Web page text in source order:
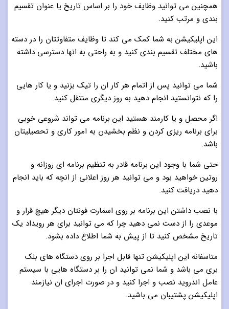
همچنین می توانید وظایف خود را بر اساس تاریخ یا عنوان تقسیم
بندی و مرتب کنید.
این اپلیکیشن به شما کمک می کند تا وظایف متفاوتتان را در دسته
های مختلف تقسیم بندی کنید و به راحتی به انها دسترسی داشته
باشید.
شما می توانید پس از اتمام هر کار ان را تیک بزنید و یا کار هایی
را که نتوانستید انجام دهید به روز دیگری منتقل کنید.
اگر محصل و یا کارمند هستید این برنامه می تواند شروعی خوبی
برای برنامه ریزی کردن و نظم بخشیدن به امور کاری و تحصیلیتان
باشد.
حتی شما با وجود این برنامه قادر به تنظیم برنامه ای روزانه و
روتین خواهید بود و می توانید هر روز اعلانی از انچه که باید انجام
دهید دریافت کنید.
با نصب داشتن این برنامه بر روی اسمارت فونتان دیگر هیچ قرار و
موعدی را از دست نمی دهید چرا که می توانید برای هر رویداد یک
تاریخ مشخص کنید تا از پیش به شما اطلاع داده بشود.
متاسفانه این اپلیکیشن تنها قابل اجرا بر روی دستگاه های بلک
بری می باشد و شما نمی توانید ان را بر دستگاه هایی با سیستم
عامل اندروید نصب و اجرا کنید و در صورت اجرای ان نیازمند
اپلیکیشن پشتیبان می باشید.